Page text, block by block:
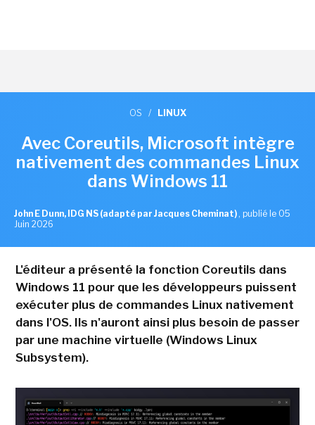
OS / LINUX
Avec Coreutils, Microsoft intègre
nativement des commandes Linux
dans Windows 11
John E Dunn, IDG NS (adapté par Jacques Cheminat) , publié le 05
Juin 2026
L'éditeur a présenté la fonction Coreutils dans
Windows 11 pour que les développeurs puissent
exécuter plus de commandes Linux nativement
dans l'OS. Ils n'auront ainsi plus besoin de passer
par une machine virtuelle (Windows Linux
Subsystem).